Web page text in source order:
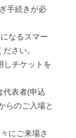
手続きが必
なるスマー
さい。
しチケットを
代表者(申込
らのご入場と
にご来場さ